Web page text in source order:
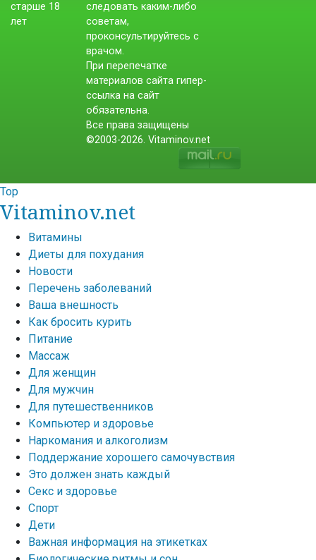
следовать каким-либо
советам,
проконсультируйтесь с
врачом.
При перепечатке
материалов сайта гипер-
ссылка на сайт
обязательна.
Все права защищены
©2003-2026. Vitaminov.net
Top
Vitaminov.net
Витамины
Диеты для похудания
Новости
Перечень заболеваний
Ваша внешность
Как бросить курить
Питание
Массаж
Для женщин
Для мужчин
Для путешественников
Компьютер и здоровье
Наркомания и алкоголизм
Поддержание хорошего самочувствия
Это должен знать каждый
Секс и здоровье
Спорт
Дети
Важная информация на этикетках